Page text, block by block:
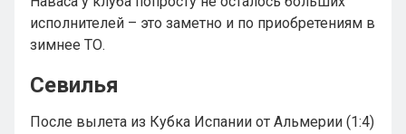
исполнителей – это заметно и по приобретениям в
зимнее ТО.
Севилья
После вылета из Кубка Испании от Альмерии (1:4)